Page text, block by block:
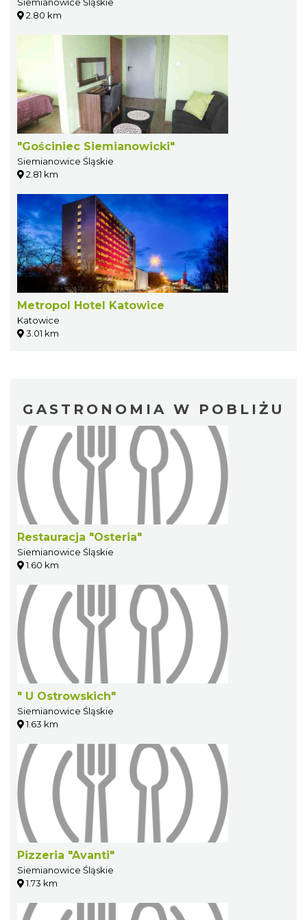
2.80 km
"Gościniec Siemianowicki"
Siemianowice Śląskie
2.81 km
Metropol Hotel Katowice
Katowice
3.01 km
GASTRONOMIA W POBLIŻU
Restauracja "Osteria"
Siemianowice Śląskie
1.60 km
" U Ostrowskich"
Siemianowice Śląskie
1.63 km
Pizzeria "Avanti"
Siemianowice Śląskie
1.73 km